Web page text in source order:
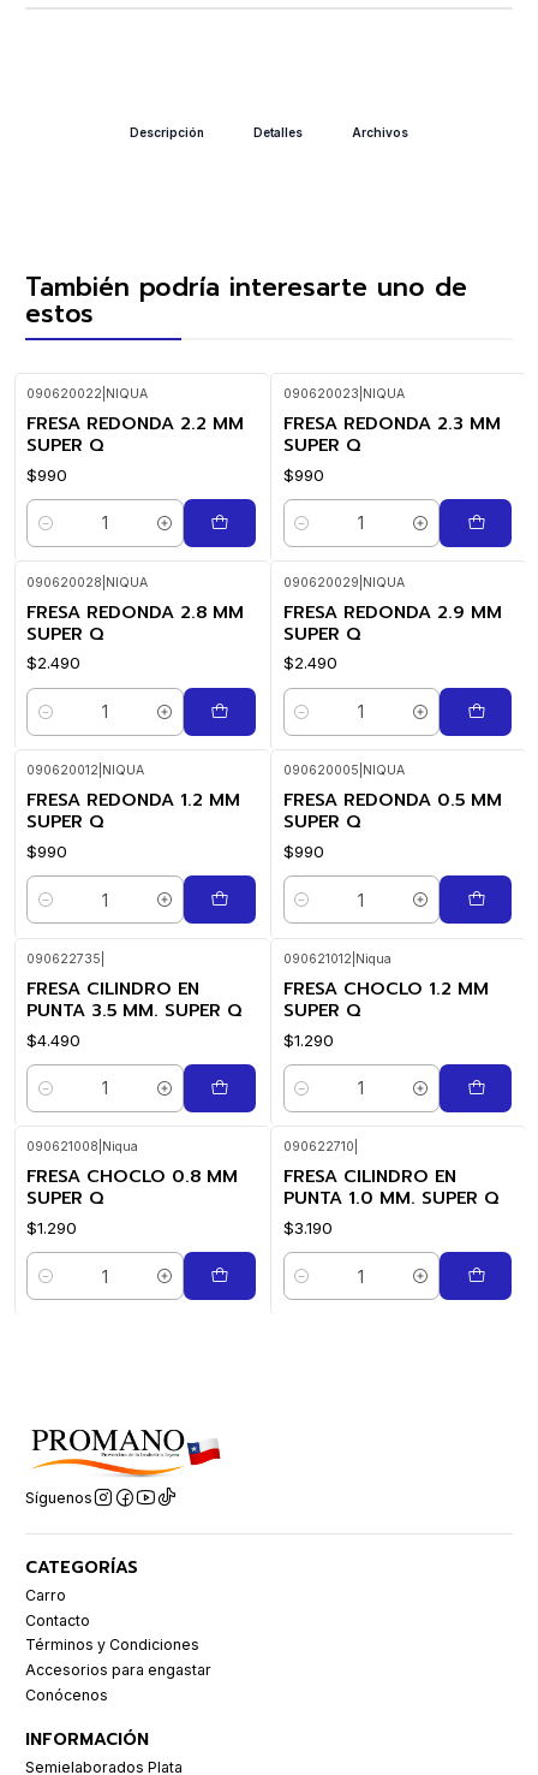
Descripción Detalles Archivos
También podría interesarte uno de
estos
090620022 NIQUA
FRESA REDONDA 2.2 MM
SUPER Q
$990
Cantidad
090620023 NIQUA
FRESA REDONDA 2.3 MM
SUPER Q
$990
Cantidad
090620028 NIQUA
FRESA REDONDA 2.8 MM
SUPER Q
$2.490
Cantidad
090620029 NIQUA
FRESA REDONDA 2.9 MM
SUPER Q
$2.490
Cantidad
090620012 NIQUA
FRESA REDONDA 1.2 MM
SUPER Q
$990
Cantidad
090620005 NIQUA
FRESA REDONDA 0.5 MM
SUPER Q
$990
Cantidad
090622735
FRESA CILINDRO EN
PUNTA 3.5 MM. SUPER Q
$4.490
Cantidad
090621012 Niqua
FRESA CHOCLO 1.2 MM
SUPER Q
$1.290
Cantidad
090621008 Niqua
FRESA CHOCLO 0.8 MM
SUPER Q
$1.290
Cantidad
090622710
FRESA CILINDRO EN
PUNTA 1.0 MM. SUPER Q
$3.190
Cantidad
Síguenos
CATEGORÍAS
Carro
Contacto
Términos y Condiciones
Accesorios para engastar
Conócenos
INFORMACIÓN
Semielaborados Plata